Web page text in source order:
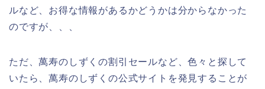
ルなど、お得な情報があるかどうかは分からなかった
のですが、、、
ただ、萬寿のしずくの割引セールなど、色々と探して
いたら、萬寿のしずくの公式サイトを発見することが